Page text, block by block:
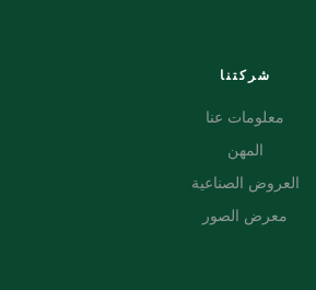
شركتنا
معلومات عنا
المهن
العروض الصناعية
معرض الصور